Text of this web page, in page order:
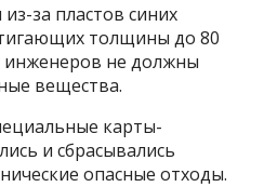
за пластов синих
толщины до 80
инженеров не должны
вещества.
карты-
и сбрасывались
опасные отходы.